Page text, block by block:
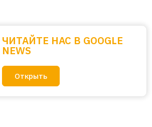
ЧИТАЙТЕ НАС В GOOGLE
NEWS
Открыть